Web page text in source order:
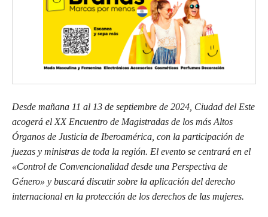
Desde mañana 11 al 13 de septiembre de 2024, Ciudad del Este
acogerá el XX Encuentro de Magistradas de los más Altos
Órganos de Justicia de Iberoamérica, con la participación de
juezas y ministras de toda la región. El evento se centrará en el
«Control de Convencionalidad desde una Perspectiva de
Género» y buscará discutir sobre la aplicación del derecho
internacional en la protección de los derechos de las mujeres.